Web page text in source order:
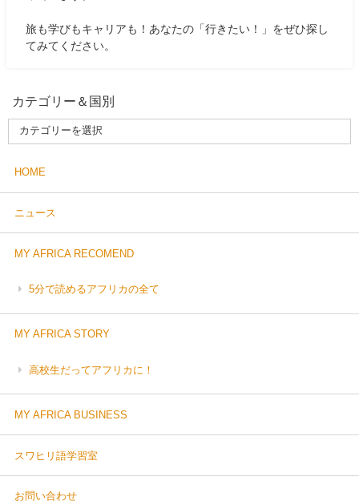
旅も学びもキャリアも！あなたの「行きたい！」をぜひ探し
てみてください。
カテゴリー＆国別
HOME
ニュース
MY AFRICA RECOMEND
5分で読めるアフリカの全て
MY AFRICA STORY
高校生だってアフリカに！
MY AFRICA BUSINESS
スワヒリ語学習室
お問い合わせ